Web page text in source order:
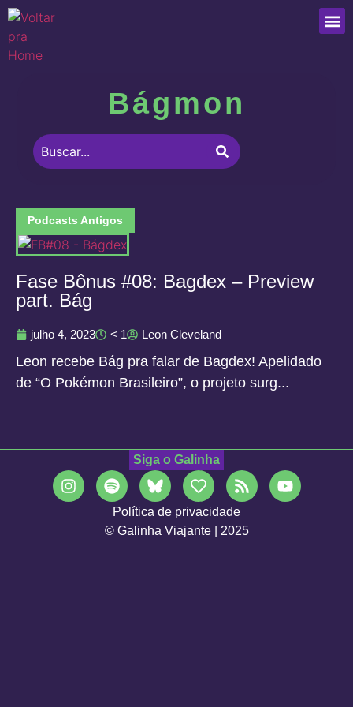
Bágmon
Podcasts Antigos
Fase Bônus #08: Bagdex – Preview
part. Bág
julho 4, 2023 < 1 Leon Cleveland
Leon recebe Bág pra falar de Bagdex! Apelidado
de “O Pokémon Brasileiro”, o projeto surg...
Siga o Galinha
Política de privacidade
© Galinha Viajante | 2025